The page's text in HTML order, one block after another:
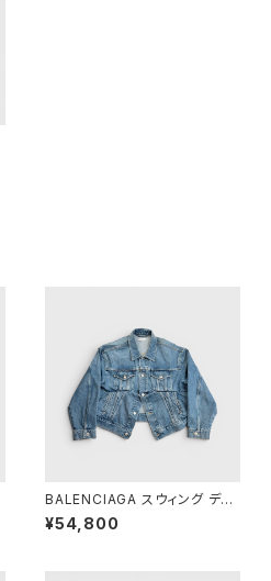
BALENCIAGA スウィング デニ
ム ジャケット 38
¥54,800